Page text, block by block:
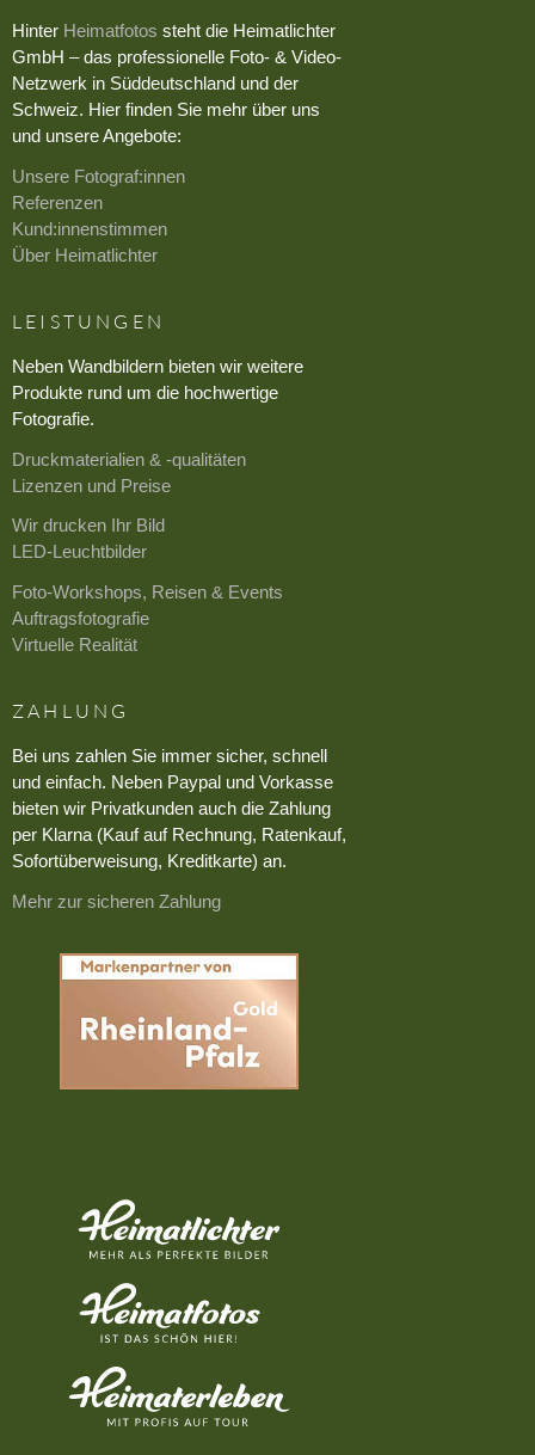
Hinter Heimatfotos steht die Heimatlichter
GmbH – das professionelle Foto- & Video-
Netzwerk in Süddeutschland und der
Schweiz. Hier finden Sie mehr über uns
und unsere Angebote:
Unsere Fotograf:innen
Referenzen
Kund:innenstimmen
Über Heimatlichter
LEISTUNGEN
Neben Wandbildern bieten wir weitere
Produkte rund um die hochwertige
Fotografie.
Druckmaterialien & -qualitäten
Lizenzen und Preise
Wir drucken Ihr Bild
LED-Leuchtbilder
Foto-Workshops, Reisen & Events
Auftragsfotografie
Virtuelle Realität
ZAHLUNG
Bei uns zahlen Sie immer sicher, schnell
und einfach. Neben Paypal und Vorkasse
bieten wir Privatkunden auch die Zahlung
per Klarna (Kauf auf Rechnung, Ratenkauf,
Sofortüberweisung, Kreditkarte) an.
Mehr zur sicheren Zahlung